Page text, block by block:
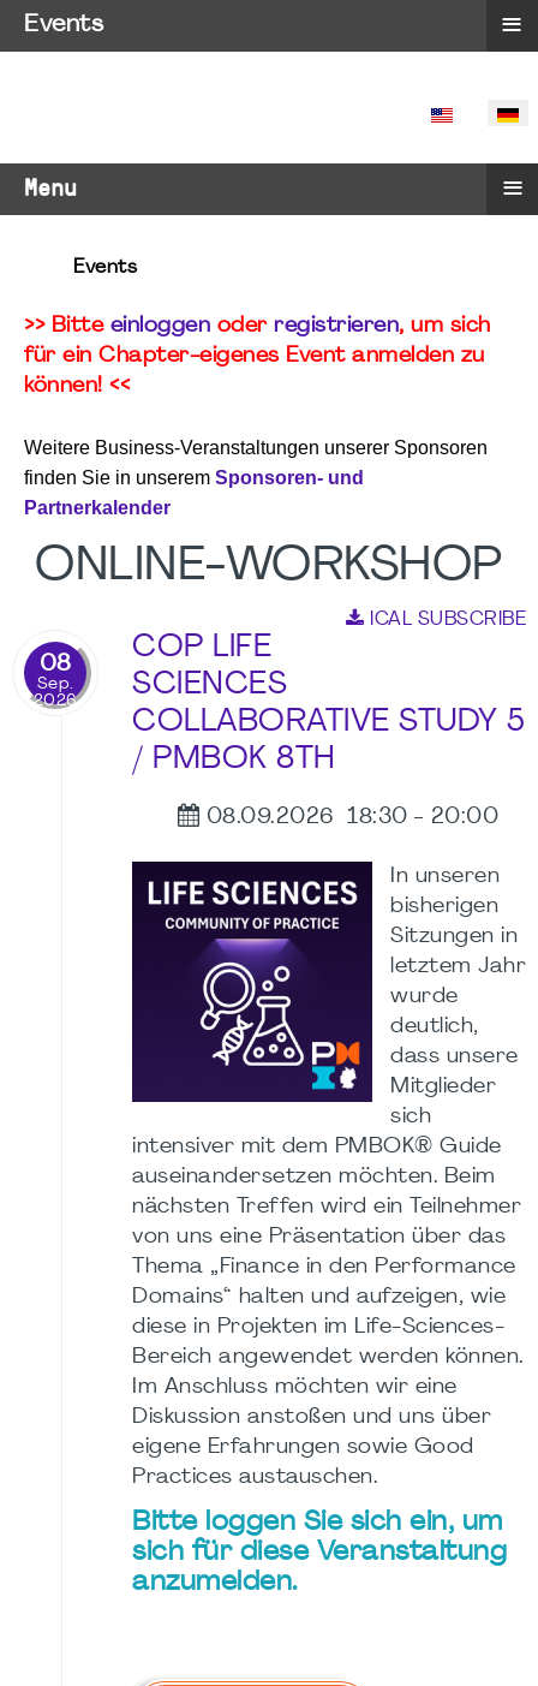
SPRACHE
Menu ≡
Events
>> Bitte einloggen oder registrieren, um sich
für ein Chapter-eigenes Event anmelden zu
können! <<
Weitere Business-Veranstaltungen unserer Sponsoren
finden Sie in unserem Sponsoren- und
Partnerkalender
ONLINE-WORKSHOP
ICAL SUBSCRIBE
08
Sep.
2026
COP LIFE
SCIENCES
COLLABORATIVE STUDY 5
/ PMBOK 8TH
08.09.2026 18:30 - 20:00
In unseren
bisherigen
Sitzungen in
letztem Jahr
wurde
deutlich,
dass unsere
Mitglieder
sich
intensiver mit dem PMBOK® Guide
auseinandersetzen möchten. Beim
nächsten Treffen wird ein Teilnehmer
von uns eine Präsentation über das
Thema „Finance in den Performance
Domains“ halten und aufzeigen, wie
diese in Projekten im Life-Sciences-
Bereich angewendet werden können.
Im Anschluss möchten wir eine
Diskussion anstoßen und uns über
eigene Erfahrungen sowie Good
Practices austauschen.
Bitte loggen Sie sich ein, um
sich für diese Veranstaltung
anzumelden.
Events ≡